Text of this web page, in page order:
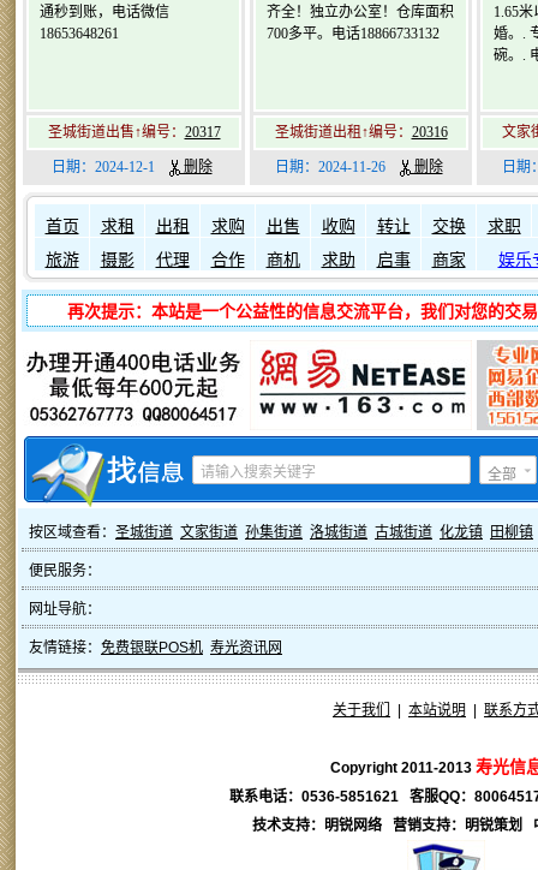
通秒到账，电话微信
18653648261
圣城街道出售↑编号： 20317
日期：2024-12-1 删除
齐全！独立办公室！仓库面积
700多平。电话18866733132
圣城街道出租↑编号： 20316
日期：2024-11-26 删除
1.65
婚。.
碗。.
文家
日
如何发布信息？ 如何固定在前
首页 求租 出租 求购 出售 收购 转让 交换
求职
旅游
摄影 代理 合作 商机 求助 启事 商家 娱乐
再次提示：本站是一个公益性的信息交流平台，我们对您的交
全部
按区域查看： 圣城街道 文家街道 孙集街道 洛城街道 古城街道 化龙镇 田柳镇
便民服务：
网址导航：
友情链接： 免费银联POS机 寿光资讯网
关于我们 本站说明 联系方
Copyright 2011-2013 寿光信
联系电话：0536-5851621 客服QQ：
技术支持：明锐网络 营销支持： 明锐策划